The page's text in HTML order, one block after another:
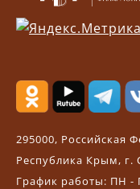
295000, Российская
Республика Крым,
График работы: ПН -